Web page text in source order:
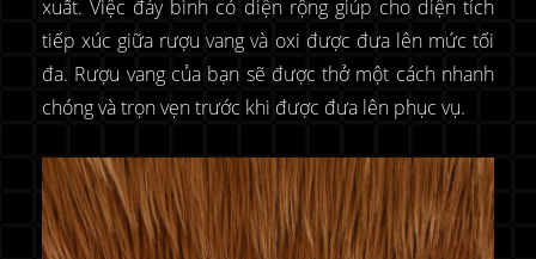
xuất. Việc đáy bình có diện rộng giúp cho diện tích
tiếp xúc giữa rượu vang và oxi được đưa lên mức tối
đa. Rượu vang của bạn sẽ được thở một cách nhanh
chóng và trọn vẹn trước khi được đưa lên phục vụ.